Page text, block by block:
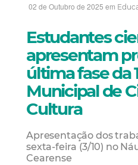
02 de Outubro de 2025 em
Estudantes
apresentam
última fase da
Municipal de
Cultura
Apresentação dos
sexta-feira (3/10) no
Cearense